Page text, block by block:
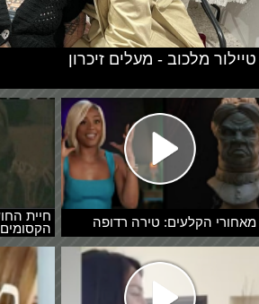
מאחורי הקלעים: טירה רדופה
חיית
הקסומים
טיילור מלכוב - מעלים זיכרון